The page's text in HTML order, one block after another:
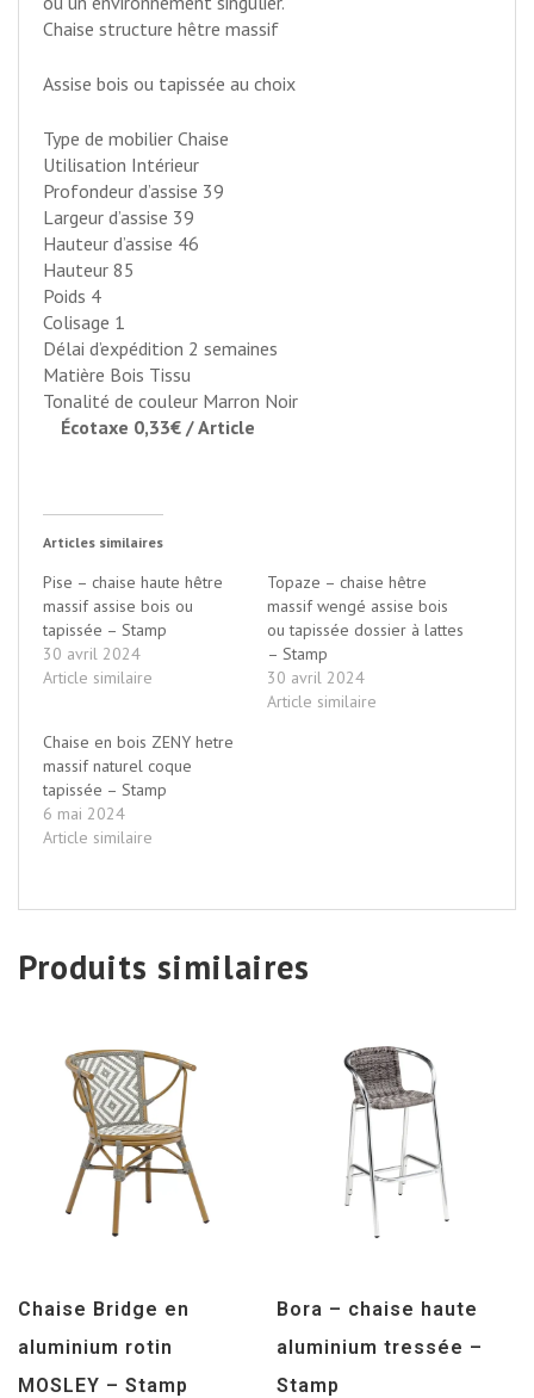
Chaise structure hêtre massif
Assise bois ou tapissée au choix
Type de mobilier Chaise
Utilisation Intérieur
Profondeur d’assise 39
Largeur d’assise 39
Hauteur d’assise 46
Hauteur 85
Poids 4
Colisage 1
Délai d’expédition 2 semaines
Matière Bois Tissu
Tonalité de couleur Marron Noir
Écotaxe 0,33€ / Article
Articles similaires
Pise – chaise haute hêtre
massif assise bois ou
tapissée – Stamp
30 avril 2024
Article similaire
Topaze – chaise hêtre
massif wengé assise bois
ou tapissée dossier à lattes
– Stamp
30 avril 2024
Article similaire
Chaise en bois ZENY hetre
massif naturel coque
tapissée – Stamp
6 mai 2024
Article similaire
Produits similaires
Chaise Bridge en
aluminium rotin
MOSLEY – Stamp
Bora – chaise haute
aluminium tressée –
Stamp